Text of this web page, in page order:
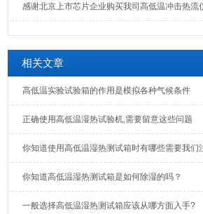
感谢北京上市芯片企业购买我司高低温冲击热流
相关文章
高低温实验试验箱的作用是模拟各种气候条件
正确使用高低温湿热试验机,需要留意这些问题
你知道使用高低温湿热测试箱时有哪些需要我们
你知道高低温湿热测试箱是如何除湿的吗？
一般选择高低温湿热测试箱应该从哪方面入手?